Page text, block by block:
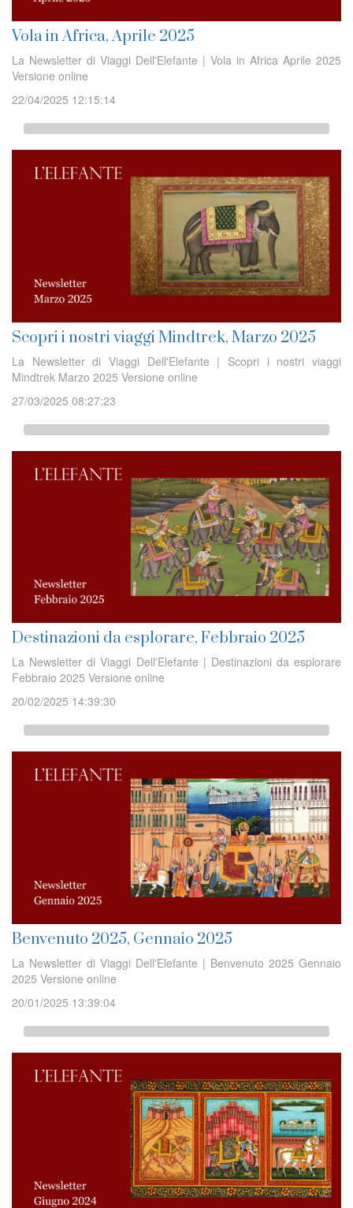
Vola in Africa, Aprile 2025
La Newsletter di Viaggi Dell'Elefante | Vola in Africa Aprile 2025
Versione online
22/04/2025 12:15:14
Scopri i nostri viaggi Mindtrek, Marzo 2025
La Newsletter di Viaggi Dell'Elefante | Scopri i nostri viaggi
Mindtrek Marzo 2025 Versione online
27/03/2025 08:27:23
Destinazioni da esplorare, Febbraio 2025
La Newsletter di Viaggi Dell'Elefante | Destinazioni da esplorare
Febbraio 2025 Versione online
20/02/2025 14:39:30
Benvenuto 2025, Gennaio 2025
La Newsletter di Viaggi Dell'Elefante | Benvenuto 2025 Gennaio
2025 Versione online
20/01/2025 13:39:04